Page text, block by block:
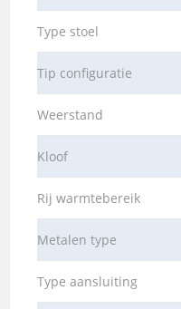
Type stoel
Tip configuratie
Weerstand
Kloof
Rij warmtebereik
Metalen type
Type aansluiting